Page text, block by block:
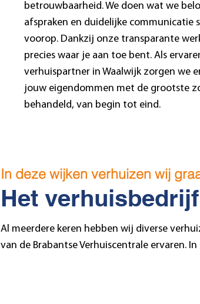
betrouwbaarheid. We doen wat we
afspraken en duidelijke communicatie
voorop. Dankzij onze transparante
precies waar je aan toe bent. Als
verhuispartner in Waalwijk zorgen we
jouw eigendommen met de grootste
behandeld, van begin tot eind.
In deze wijken verhuizen wij
Het
Al meerdere keren hebben wij diverse
van de Brabantse Verhuiscentrale ervaren.